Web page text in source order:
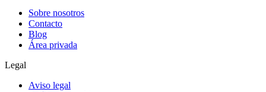
Sobre nosotros
Contacto
Blog
Área privada
Legal
Aviso legal